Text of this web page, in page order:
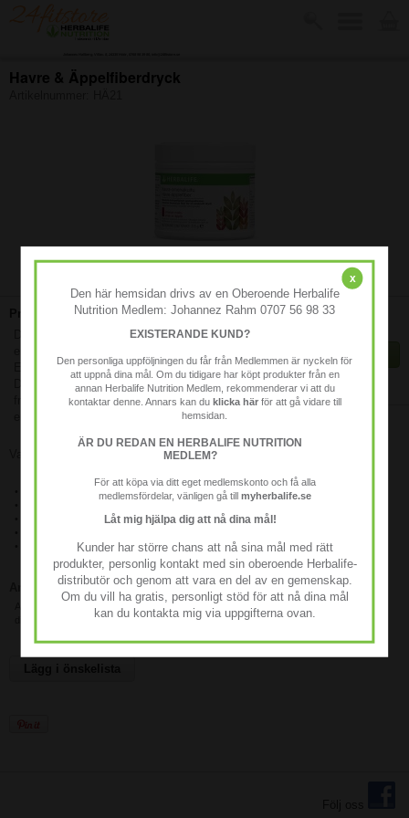
Havre & Äppelfiberdryck
379 kr
KÖP
Finns i lager
Produktbeskrivning:
Drycken med Havre-äpplefiber hjälper dig på ett
En unik blandning av lösliga och olösliga fiber.
Drycken med Havre-äpplefiber innehåller fiber
från sex olika källor – äpple, havre, majs, citrus,
Varje portion innehåller 5 g fiber och 15 kcal.
• Öka ditt dagliga fiberintag med Havre-äpplefiber
• Lågt kaloriinnehåll: 15 kcal per portion
Användning
Avnjut genom att blanda en skopa (7,1 g) med 1,5 dl vatten eller tillsätta en skopa till
din favoritsmak med proteindrinkmix.
x
Den här hemsidan drivs av en Oberoende Herbalife
Nutrition Medlem: Johannez Rahm 0707 56 98 33
EXISTERANDE KUND?
Den personliga uppföljningen du får från Medlemmen är nyckeln för
att uppnå dina mål. Om du tidigare har köpt produkter från en
annan Herbalife Nutrition Medlem, rekommenderar vi att du
kontaktar denne. Annars kan du klicka härför att gå vidare till
hemsidan.
ÄR DU REDAN EN HERBALIFE NUTRITION
MEDLEM?
För att köpa via ditt eget medlemskonto och få alla
medlemsfördelar, vänligen gå till myherbalife.se
Låt mig hjälpa dig att nå dina mål!
Kunder har större chans att nå sina mål med rätt
produkter, personlig kontakt med sin oberoende Herbalife-
distributör och genom att vara en del av en gemenskap.
Om du vill ha gratis, personligt stöd för att nå dina mål
kan du kontakta mig via uppgifterna ovan.